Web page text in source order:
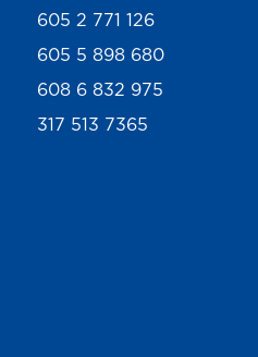
605 2 771 126
605 5 898 680
608 6 832 975
317 513 7365